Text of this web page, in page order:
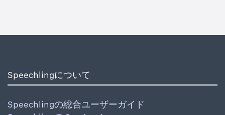
Speechlingについて
Speechlingの総合ユーザーガイド